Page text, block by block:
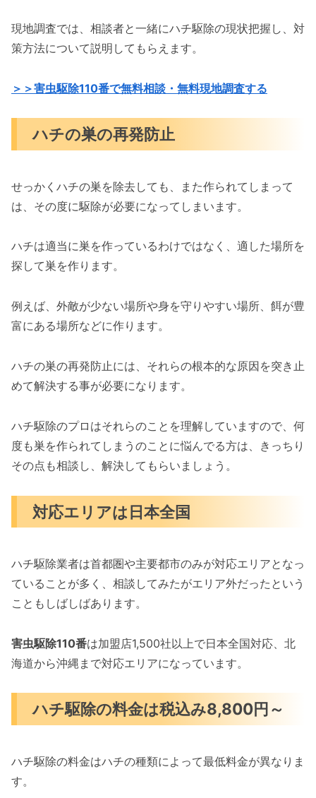
現地調査では、相談者と一緒にハチ駆除の現状把握し、対
策方法について説明してもらえます。
＞＞害虫駆除110番で無料相談・無料現地調査する
ハチの巣の再発防止
せっかくハチの巣を除去しても、また作られてしまって
は、その度に駆除が必要になってしまいます。
ハチは適当に巣を作っているわけではなく、適した場所を
探して巣を作ります。
例えば、外敵が少ない場所や身を守りやすい場所、餌が豊
富にある場所などに作ります。
ハチの巣の再発防止には、それらの根本的な原因を突き止
めて解決する事が必要になります。
ハチ駆除のプロはそれらのことを理解していますので、何
度も巣を作られてしまうのことに悩んでる方は、きっちり
その点も相談し、解決してもらいましょう。
対応エリアは日本全国
ハチ駆除業者は首都圏や主要都市のみが対応エリアとなっ
ていることが多く、相談してみたがエリア外だったという
こともしばしばあります。
害虫駆除110番は加盟店1,500社以上で日本全国対応、北
海道から沖縄まで対応エリアになっています。
ハチ駆除の料金は税込み8,800円～
ハチ駆除の料金はハチの種類によって最低料金が異なりま
す。